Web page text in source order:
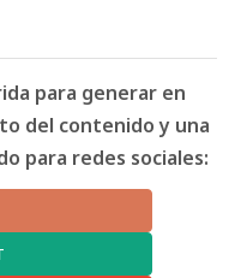
para generar en
del contenido y una
para redes sociales: